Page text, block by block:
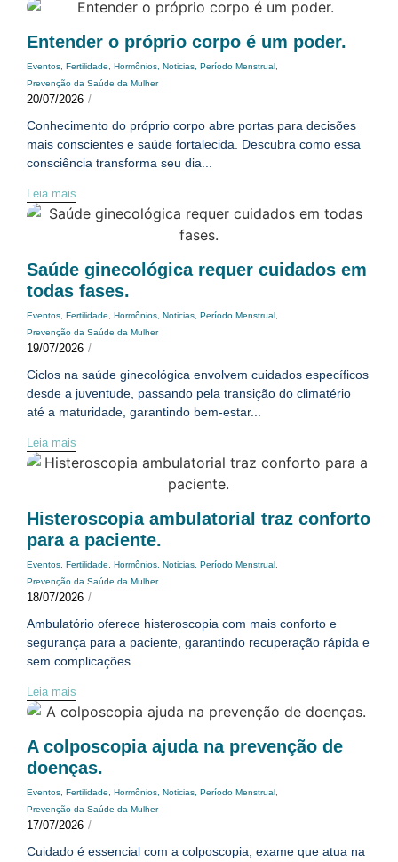
Entender o próprio corpo é um poder.
Eventos, Fertilidade, Hormônios, Noticias, Período Menstrual,
Prevenção da Saúde da Mulher
20/07/2026 /
Conhecimento do próprio corpo abre portas para decisões
mais conscientes e saúde fortalecida. Descubra como essa
consciência transforma seu dia...
Leia mais
Saúde ginecológica requer cuidados em
todas fases.
Eventos, Fertilidade, Hormônios, Noticias, Período Menstrual,
Prevenção da Saúde da Mulher
19/07/2026 /
Ciclos na saúde ginecológica envolvem cuidados específicos
desde a juventude, passando pela transição do climatério
até a maturidade, garantindo bem-estar...
Leia mais
Histeroscopia ambulatorial traz conforto
para a paciente.
Eventos, Fertilidade, Hormônios, Noticias, Período Menstrual,
Prevenção da Saúde da Mulher
18/07/2026 /
Ambulatório oferece histeroscopia com mais conforto e
segurança para a paciente, garantindo recuperação rápida e
sem complicações.
Leia mais
A colposcopia ajuda na prevenção de
doenças.
Eventos, Fertilidade, Hormônios, Noticias, Período Menstrual,
Prevenção da Saúde da Mulher
17/07/2026 /
Cuidado é essencial com a colposcopia, exame que atua na